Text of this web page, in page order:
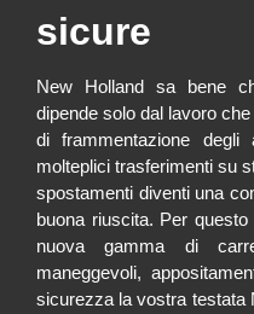
sicure
New Holland sa bene
dipende solo dal lavoro
di frammentazione degli
molteplici trasferimenti su
spostamenti diventi una
buona riuscita. Per
nuova gamma di
maneggevoli,
sicurezza la vostra testata